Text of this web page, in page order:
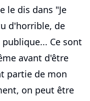
le dis dans "Je
d'horrible, de
Ce sont
avant d'être
partie de mon
on peut être